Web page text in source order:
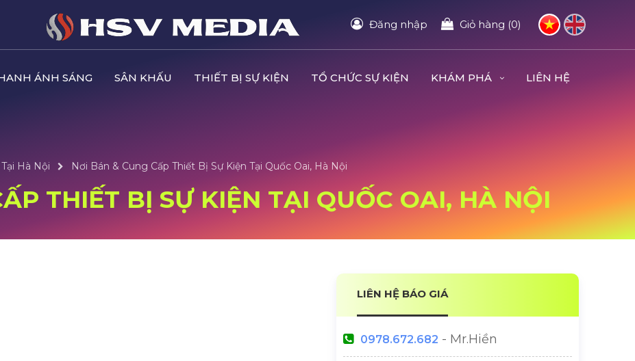
Đăng nhập Giỏ hàng (0)
ÁNH SÁNG SÂN KHẤU THIẾT BỊ SỰ KIỆN TỔ CHỨC SỰ KIỆN KHÁM PHÁ LIÊN HỆ
Hà Nội Nơi Bán & Cung Cấp Thiết Bị Sự Kiện Tại Quốc Oai, Hà Nội
THIẾT BỊ SỰ KIỆN TẠI QUỐC OAI, HÀ NỘI
LIÊN HỆ BÁO GIÁ
0978.672.682 - Mr.Hiền